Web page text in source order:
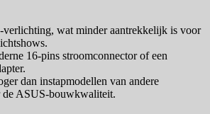
wat minder aantrekkelijk is voor
16-pins stroomconnector of een
dan instapmodellen van andere
de ASUS-bouwkwaliteit.